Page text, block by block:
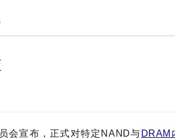
会宣布，正式对特定NAND与 DRAM